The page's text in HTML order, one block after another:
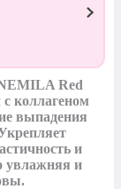
Red
коллагеном
выпадения
и
увлажняя и